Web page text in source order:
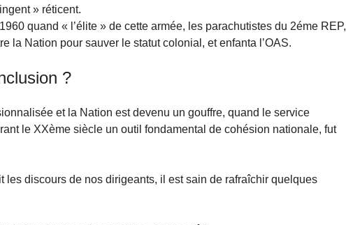
» réticent.
quand « l’élite » de cette armée, les parachutistes du 2éme REP,
la Nation pour sauver le statut colonial, et enfanta l’OAS.
?
et la Nation est devenu un gouffre, quand le service
le XXème siècle un outil fondamental de cohésion nationale, fut
les discours de nos dirigeants, il est sain de rafraîchir quelques